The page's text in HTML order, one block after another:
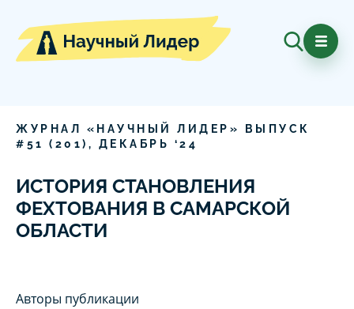
ЖУРНАЛ «НАУЧНЫЙ ЛИДЕР» ВЫПУСК
# 51 ( 201), ДЕКАБРЬ ‘24
ИСТОРИЯ СТАНОВЛЕНИЯ
ФЕХТОВАНИЯ В САМАРСКОЙ
ОБЛАСТИ
Авторы публикации